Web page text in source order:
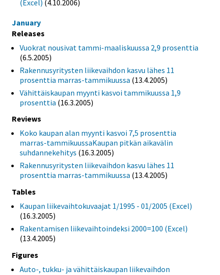
(Excel) (4.10.2006)
January
Releases
Vuokrat nousivat tammi-maaliskuussa 2,9 prosenttia
(6.5.2005)
Rakennusyritysten liikevaihdon kasvu lähes 11
prosenttia marras-tammikuussa (13.4.2005)
Vähittäiskaupan myynti kasvoi tammikuussa 1,9
prosenttia (16.3.2005)
Reviews
Koko kaupan alan myynti kasvoi 7,5 prosenttia
marras-tammikuussaKaupan pitkän aikavälin
suhdannekehitys (16.3.2005)
Rakennusyritysten liikevaihdon kasvu lähes 11
prosenttia marras-tammikuussa (13.4.2005)
Tables
Kaupan liikevaihtokuvaajat 1/1995 - 01/2005 (Excel)
(16.3.2005)
Rakentamisen liikevaihtoindeksi 2000=100 (Excel)
(13.4.2005)
Figures
Auto-, tukku- ja vähittäiskaupan liikevaihdon